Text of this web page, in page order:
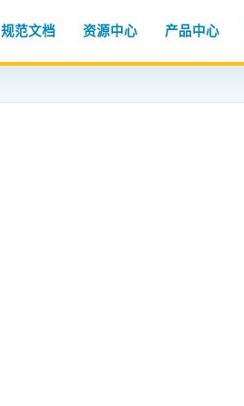
规范文档 资源中心 产品中心